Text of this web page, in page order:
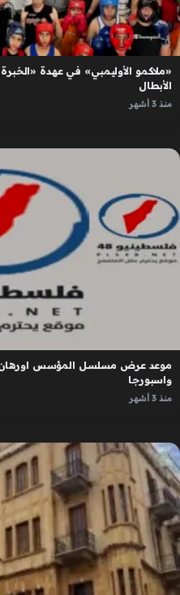
«ملاكمو الأوليمبي» في عهدة
الأبطال
منذ 3 أشهر
واسبورجا
منذ 3 أشهر